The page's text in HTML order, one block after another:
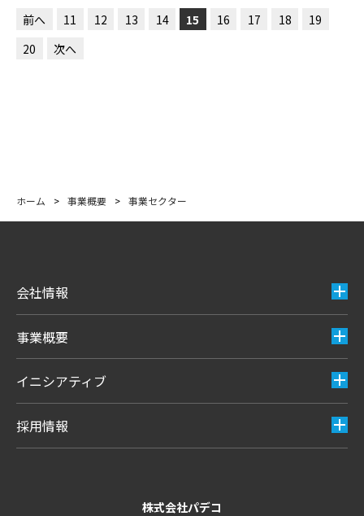
前へ 11 12 13 14 15 16 17 18
19
20
次へ
ホーム > 事業概要 > 事業セクター
会社情報
事業概要
イニシアティブ
採用情報
株式会社パデコ